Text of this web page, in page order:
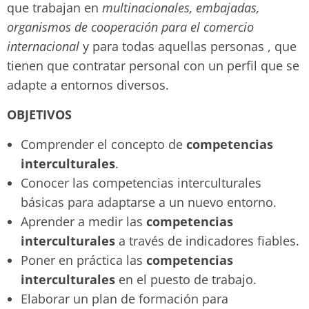
que trabajan en multinacionales, embajadas,
organismos de cooperación para el comercio
internacional y para todas aquellas personas , que
tienen que contratar personal con un perfil que se
adapte a entornos diversos.
OBJETIVOS
Comprender el concepto de competencias
interculturales.
Conocer las competencias interculturales
básicas para adaptarse a un nuevo entorno.
Aprender a medir las competencias
interculturales a través de indicadores fiables.
Poner en práctica las competencias
interculturales en el puesto de trabajo.
Elaborar un plan de formación para